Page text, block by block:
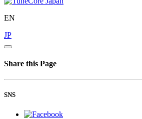
EN
JP
Share this Page
SNS